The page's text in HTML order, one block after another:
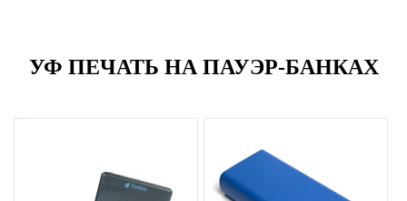
УФ ПЕЧАТЬ НА ПАУЭР-БАНКАХ